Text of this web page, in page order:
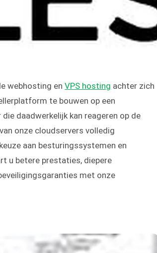
webhosting enVPS hosting achter zich
te bouwen op een
daadwerkelijk kan reageren op de
onze cloudservers volledig
aan besturingssystemen en
u betere prestaties, diepere
met onze